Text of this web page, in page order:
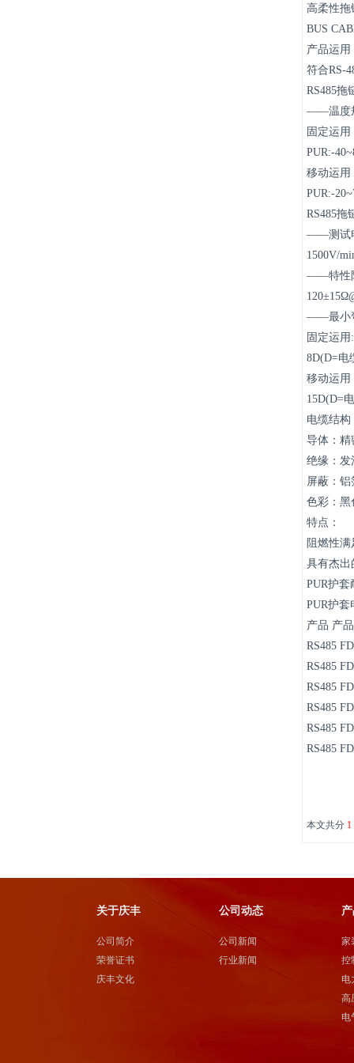
高柔性
BUS
产品运用
符合RS-
RS485拖
——温度
固定运用
PUR:-
移动运用
PUR:-
RS485拖
——测试
1500V/
——特性
——最小
固定运用:
8D(D=电
移动运用
15D(D=
电缆结构
导体：精
绝缘：发
屏蔽：铝
色彩：黑
特点：
阻燃性
具有杰出
PUR护
PUR护套
产品 产
RS485
RS485
RS485
RS485
RS485
RS485
本文共分 1
关于庆丰 公司动态
公司简介
荣誉证书
庆丰文化
公司新闻
行业新闻
家
控
电
高
电